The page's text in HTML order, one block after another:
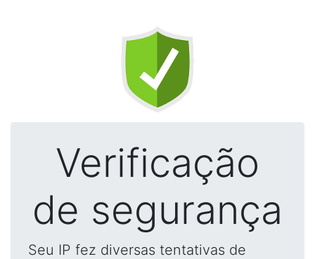
Verificação
de segurança
Seu IP fez diversas tentativas de